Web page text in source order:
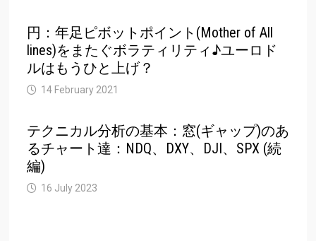
円：年足ピボットポイント(Mother of All
lines)をまたぐボラティリティ♪ユーロド
ルはもうひと上げ？
14 February 2021
テクニカル分析の基本：窓(ギャップ)のあ
るチャート達：NDQ、DXY、DJI、SPX (続
編)
16 July 2023